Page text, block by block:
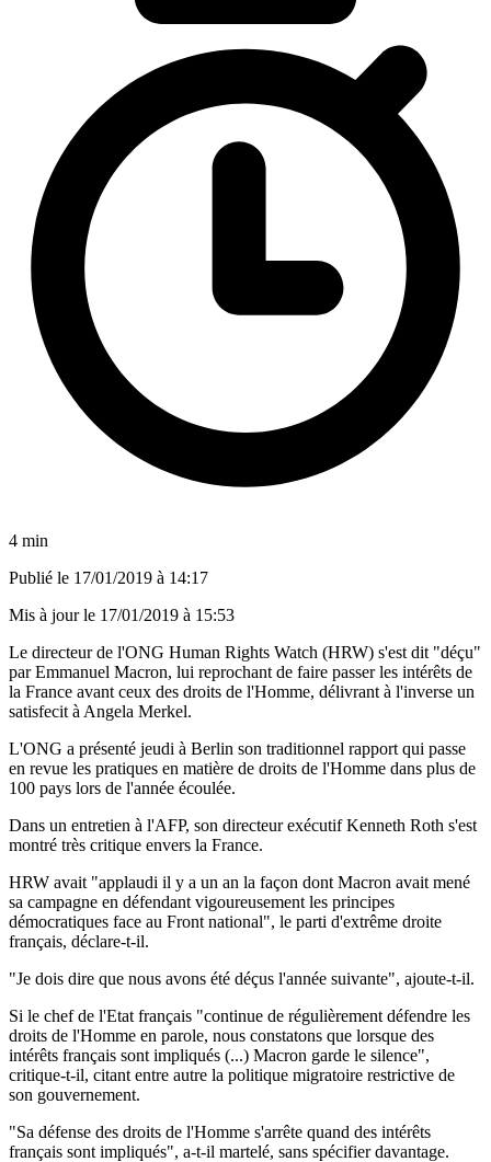
4 min
Publié le 17/01/2019 à 14:17
Mis à jour le 17/01/2019 à 15:53
Le directeur de l'ONG Human Rights Watch (HRW) s'est dit "déçu"
par Emmanuel Macron, lui reprochant de faire passer les intérêts de
la France avant ceux des droits de l'Homme, délivrant à l'inverse un
satisfecit à Angela Merkel.
L'ONG a présenté jeudi à Berlin son traditionnel rapport qui passe
en revue les pratiques en matière de droits de l'Homme dans plus de
100 pays lors de l'année écoulée.
Dans un entretien à l'AFP, son directeur exécutif Kenneth Roth s'est
montré très critique envers la France.
HRW avait "applaudi il y a un an la façon dont Macron avait mené
sa campagne en défendant vigoureusement les principes
démocratiques face au Front national", le parti d'extrême droite
français, déclare-t-il.
"Je dois dire que nous avons été déçus l'année suivante", ajoute-t-il.
Si le chef de l'Etat français "continue de régulièrement défendre les
droits de l'Homme en parole, nous constatons que lorsque des
intérêts français sont impliqués (...) Macron garde le silence",
critique-t-il, citant entre autre la politique migratoire restrictive de
son gouvernement.
"Sa défense des droits de l'Homme s'arrête quand des intérêts
français sont impliqués", a-t-il martelé, sans spécifier davantage.